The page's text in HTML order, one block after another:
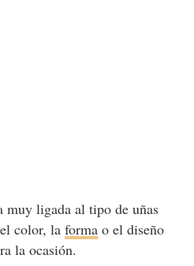
muy ligada al tipo de uñas
color, la formao el diseño
la ocasión.